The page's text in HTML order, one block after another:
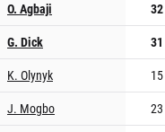
O. Agbaji
32
G. Dick
31
K. Olynyk
15
J. Mogbo
23